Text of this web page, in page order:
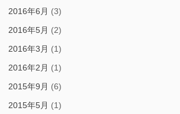
2016年6月 (3)
2016年5月 (2)
2016年3月 (1)
2016年2月 (1)
2015年9月 (6)
2015年5月 (1)